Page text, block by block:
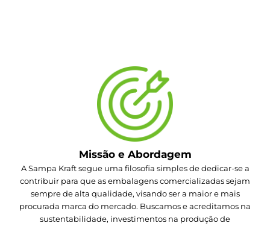
Missão e Abordagem
A Sampa Kraft segue uma filosofia simples de dedicar-se a
contribuir para que as embalagens comercializadas sejam
sempre de alta qualidade, visando ser a maior e mais
procurada marca do mercado. Buscamos e acreditamos na
sustentabilidade, investimentos na produção de